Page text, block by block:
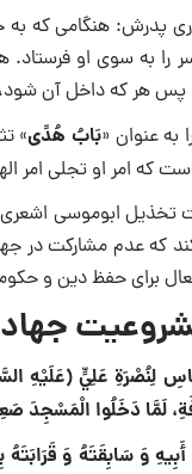
هنگامی که به
را به سوی او
پس هر که داخل آن
عنوان «بَابُ هُدًى»
که امر او تجلی امر
ابوموسی اشعری
که عدم مشارکت در
برای حفظ دین و
جهاد
لِنُصْرَةِ عَلِيٍّ (عَلَيْهِ
لَمَّا دَخَلُوا الْمَسْجِدَ
وَ سَابِقَتَهُ وَ قَرَابَتَهُ